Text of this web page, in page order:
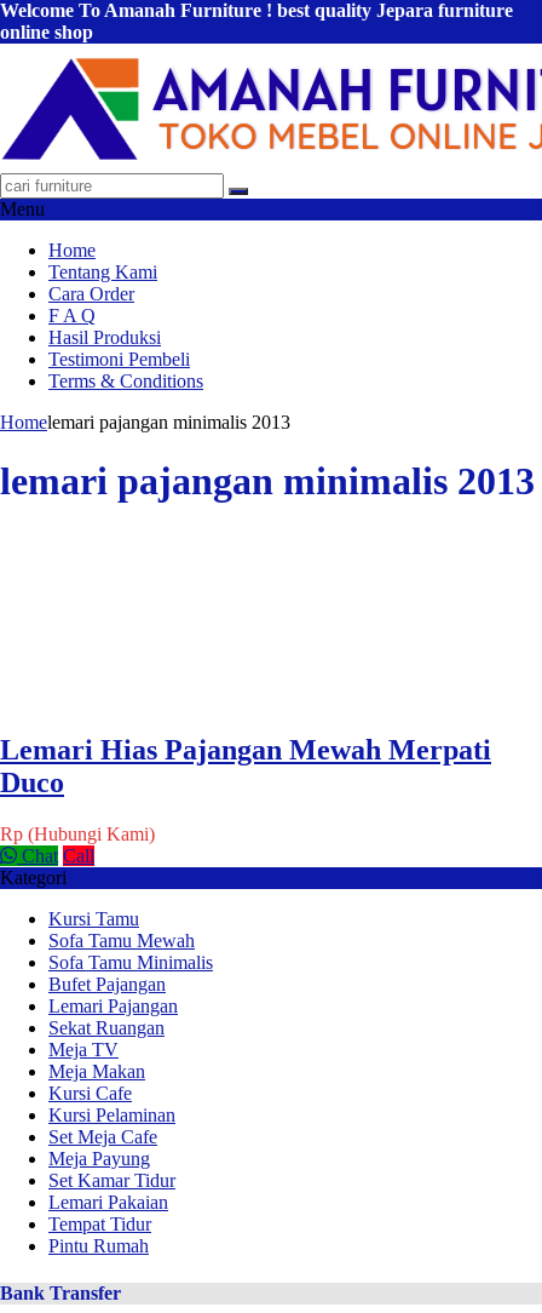
Welcome To Amanah Furniture ! best quality Jepara furniture
online shop
Menu
Home
Tentang Kami
Cara Order
F A Q
Hasil Produksi
Testimoni Pembeli
Terms & Conditions
Homelemari pajangan minimalis 2013
lemari pajangan minimalis 2013
Lemari Hias Pajangan Mewah Merpati
Duco
Rp (Hubungi Kami)
Chat Call
Kategori
Kursi Tamu
Sofa Tamu Mewah
Sofa Tamu Minimalis
Bufet Pajangan
Lemari Pajangan
Sekat Ruangan
Meja TV
Meja Makan
Kursi Cafe
Kursi Pelaminan
Set Meja Cafe
Meja Payung
Set Kamar Tidur
Lemari Pakaian
Tempat Tidur
Pintu Rumah
Bank Transfer